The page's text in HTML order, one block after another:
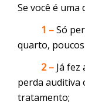
Se você é uma
1 –Só
quarto,
2 – Já
perda auditiva
tratamento;